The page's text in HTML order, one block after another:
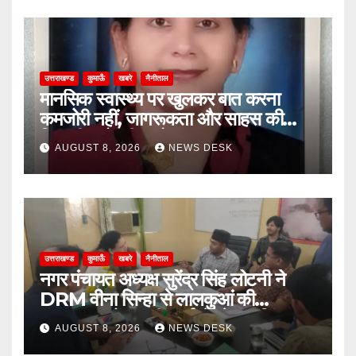
उत्तराखण्ड कुमाऊँ खबरे नैनीताल
मानसिक स्वास्थ्य पर खुलकर बात करना
कमजोरी नहीं, जागरूकता और साहस की
निशानी: प्रो. नीता बोरा
AUGUST 8, 2026 NEWS DESK
उत्तराखण्ड कुमाऊँ खबरे नैनीताल
नगर पंचायत अध्यक्ष सुरेंद्र सिंह लोटनी ने
DRM वीना सिन्हा से लालकुआं की
जनसमस्याओं पर की वार्ता, रेलवे क्रॉसिंग पुल
और टेंपो स्टैंड का मुद्दा उठा
AUGUST 8, 2026 NEWS DESK